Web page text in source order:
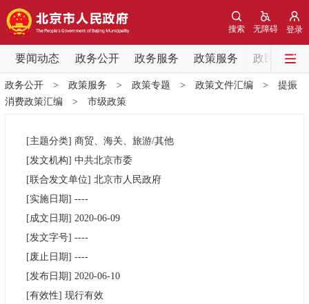
登录
无障碍
搜索
要闻动态 政务公开 政务服务 政策服务 政民互动
要闻动态
党中央精神 国务院信息 中央部委动态
各区热点
市领导
政务公开> 政策服务 > 政策专题 > 政策文件汇编 > 提振
消费政策汇编 > 市级政策
[主题分类] 商贸、海关、旅游/其他
[发文机构] 中共北京市委
[联合发文单位] 北京市人民政府
[实施日期] ----
[成文日期] 2020-06-09
[发文字号] ----
[废止日期] ----
[发布日期] 2020-06-10
[有效性] 现行有效